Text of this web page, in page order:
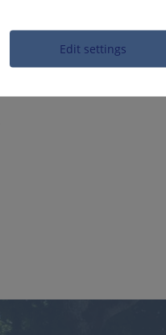
Edit settings